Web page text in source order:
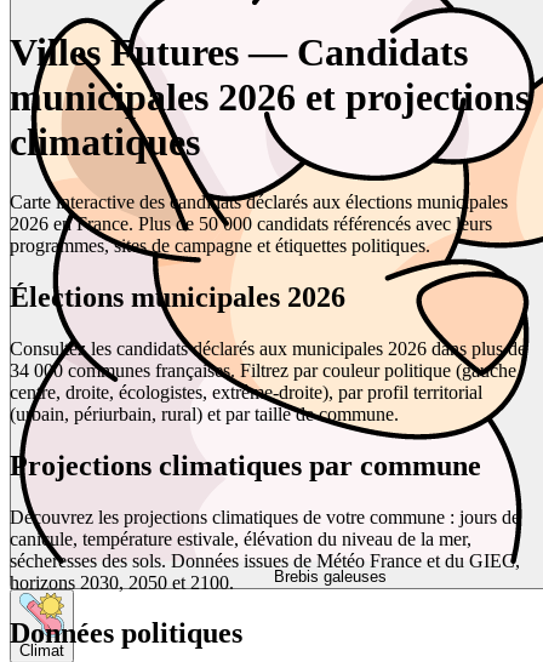
Brebis galeuses
Climat
Villes Futures — Candidats
municipales 2026 et projections
climatiques
Carte interactive des candidats déclarés aux élections municipales
2026 en France. Plus de 50 000 candidats référencés avec leurs
programmes, sites de campagne et étiquettes politiques.
Élections municipales 2026
Consultez les candidats déclarés aux municipales 2026 dans plus de
34 000 communes françaises. Filtrez par couleur politique (gauche,
centre, droite, écologistes, extrême-droite), par profil territorial
(urbain, périurbain, rural) et par taille de commune.
Projections climatiques par commune
Découvrez les projections climatiques de votre commune : jours de
canicule, température estivale, élévation du niveau de la mer,
sécheresses des sols. Données issues de Météo France et du GIEC,
horizons 2030, 2050 et 2100.
Données politiques